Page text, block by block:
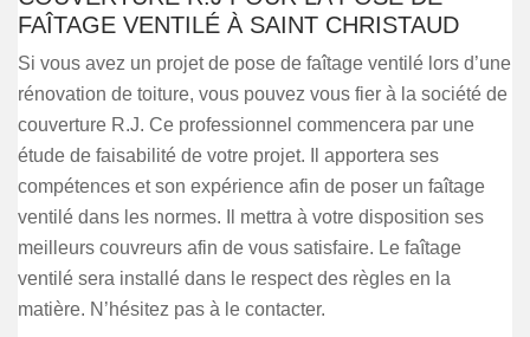
FAÎTAGE VENTILÉ À SAINT CHRISTAUD
Si vous avez un projet de pose de faîtage ventilé lors d’une
rénovation de toiture, vous pouvez vous fier à la société de
couverture R.J. Ce professionnel commencera par une
étude de faisabilité de votre projet. Il apportera ses
compétences et son expérience afin de poser un faîtage
ventilé dans les normes. Il mettra à votre disposition ses
meilleurs couvreurs afin de vous satisfaire. Le faîtage
ventilé sera installé dans le respect des règles en la
matière. N’hésitez pas à le contacter.